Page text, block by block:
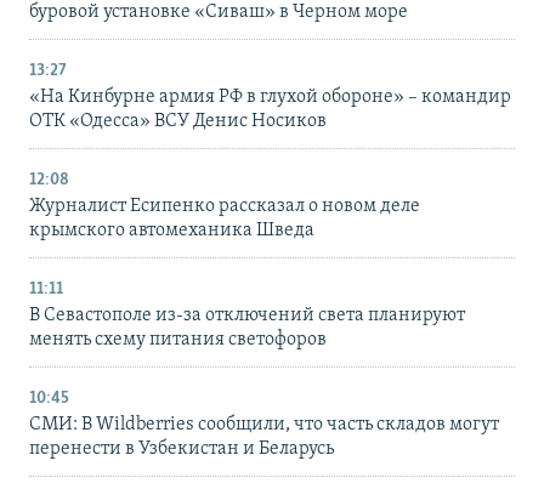
буровой установке «Сиваш» в Черном море
13:27
«На Кинбурне армия РФ в глухой обороне» – командир
ОТК «Одесса» ВСУ Денис Носиков
12:08
Журналист Есипенко рассказал о новом деле
крымского автомеханика Шведа
11:11
В Севастополе из-за отключений света планируют
менять схему питания светофоров
10:45
СМИ: В Wildberries сообщили, что часть складов могут
перенести в Узбекистан и Беларусь